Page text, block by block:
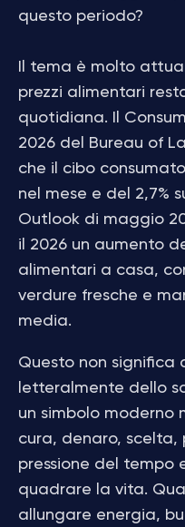
questo periodo?
Il tema è molto
prezzi alimentari
quotidiana. Il
2026 del Bureau of
che il cibo
nel mese e del 2,7%
Outlook di maggio
il 2026 un aumento
alimentari a casa,
verdure fresche e
media.
Questo non significa
letteralmente dello
un simbolo moderno
cura, denaro, scelta,
pressione del tempo
quadrare la vita.
allungare energia,